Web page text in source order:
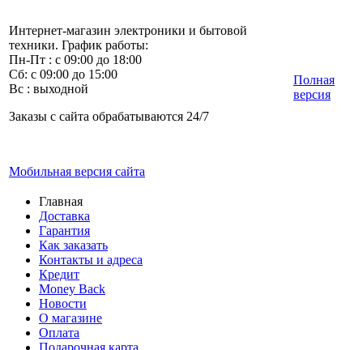
Интернет-магазин электроники и бытовой
техники. График работы:
Пн-Пт : с 09:00 до 18:00
Сб: с 09:00 до 15:00
Вс : выходной
Заказы с сайта обрабатываются 24/7
Мобильная версия сайта
Полная
версия
Главная
Доставка
Гарантия
Как заказать
Контакты и адреса
Кредит
Money Back
Новости
О магазине
Оплата
Подарочная карта